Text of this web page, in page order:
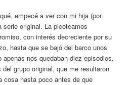
empecé a ver con mi hija (por
original. La picoteamos
con interés decreciente por su
hasta que se bajó del barco unos
nos quedaban diez episodios.
grupo original, que me resultaron
cosa hasta poco antes de que